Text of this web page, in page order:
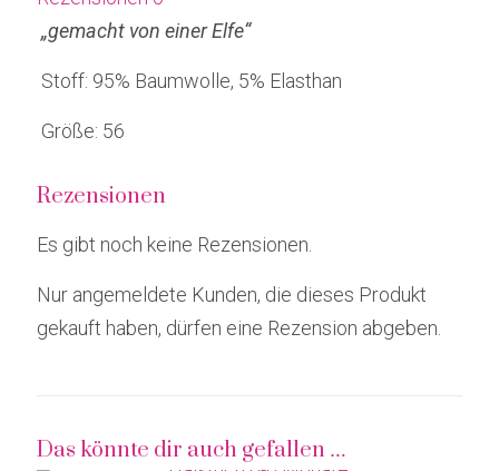
„gemacht von einer Elfe“
Stoff: 95% Baumwolle, 5% Elasthan
Größe: 56
Rezensionen
Es gibt noch keine Rezensionen.
Nur angemeldete Kunden, die dieses Produkt
gekauft haben, dürfen eine Rezension abgeben.
Das könnte dir auch gefallen …